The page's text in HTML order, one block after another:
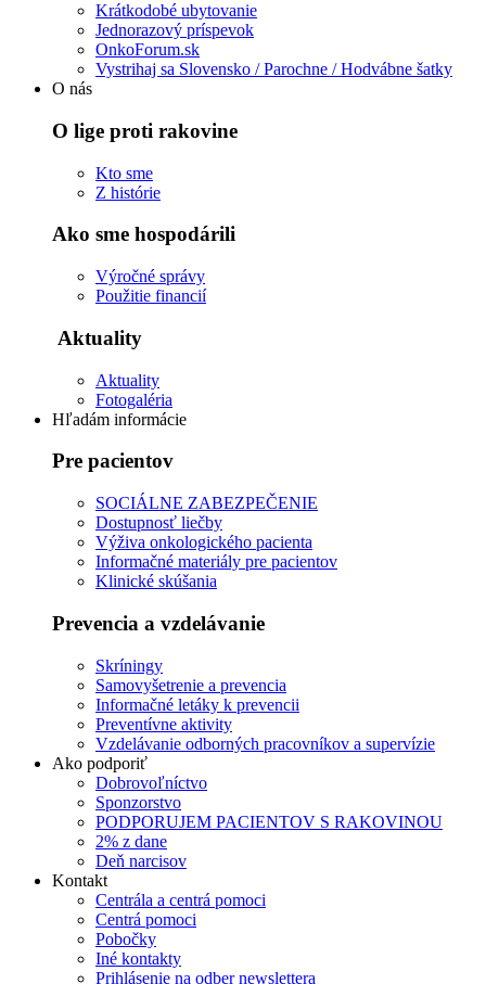
Krátkodobé ubytovanie
Jednorazový príspevok
OnkoForum.sk
Vystrihaj sa Slovensko / Parochne / Hodvábne šatky
O nás
O lige proti rakovine
Kto sme
Z histórie
Ako sme hospodárili
Výročné správy
Použitie financií
Aktuality
Aktuality
Fotogaléria
Hľadám informácie
Pre pacientov
SOCIÁLNE ZABEZPEČENIE
Dostupnosť liečby
Výživa onkologického pacienta
Informačné materiály pre pacientov
Klinické skúšania
Prevencia a vzdelávanie
Skríningy
Samovyšetrenie a prevencia
Informačné letáky k prevencii
Preventívne aktivity
Vzdelávanie odborných pracovníkov a supervízie
Ako podporiť
Dobrovoľníctvo
Sponzorstvo
PODPORUJEM PACIENTOV S RAKOVINOU
2% z dane
Deň narcisov
Kontakt
Centrála a centrá pomoci
Centrá pomoci
Pobočky
Iné kontakty
Prihlásenie na odber newslettera